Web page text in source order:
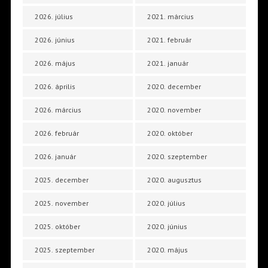
2026. július
2026. június
2026. május
2026. április
2026. március
2026. február
2026. január
2025. december
2025. november
2025. október
2025. szeptember
2021. március
2021. február
2021. január
2020. december
2020. november
2020. október
2020. szeptember
2020. augusztus
2020. július
2020. június
2020. május